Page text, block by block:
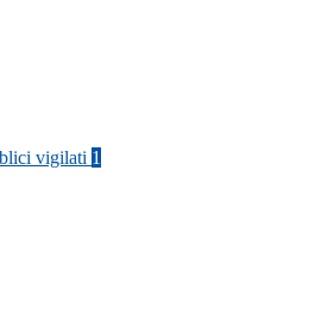
vigilati 1